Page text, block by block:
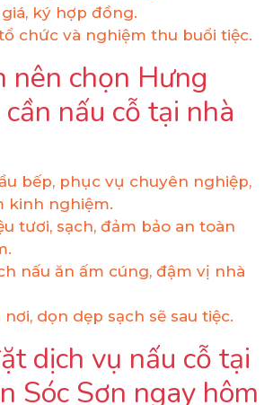
ký hợp đồng.
chức và nghiệm thu buổi tiệc.
nên chọn Hưng
nấu cỗ tại nhà
bếp, phục vụ chuyên nghiệp,
kinh nghiệm.
tươi, sạch, đảm bảo an toàn
nấu ăn ấm cúng, đậm vị nhà
dọn dẹp sạch sẽ sau tiệc.
dịch vụ nấu cỗ tại
Sóc Sơn ngay hôm